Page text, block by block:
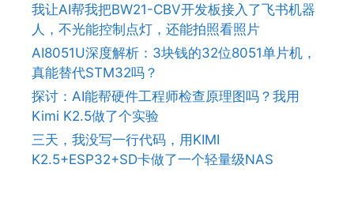
我让AI帮我把BW21-CBV开发板接入了飞书机器
人，不光能控制点灯，还能拍照看照片
AI8051U深度解析：3块钱的32位8051单片机，
真能替代STM32吗？
探讨：AI能帮硬件工程师检查原理图吗？我用
Kimi K2.5做了个实验
三天，我没写一行代码，用KIMI
K2.5+ESP32+SD卡做了一个轻量级NAS